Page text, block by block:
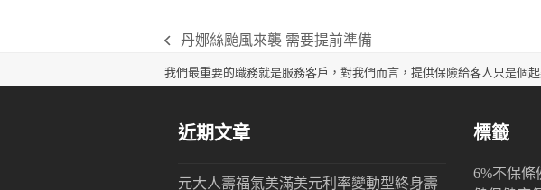
previous
post:
丹娜絲颱風來襲 需要提前準備
我們最重要的職務就是服務客戶，對我們而言，提供保險給客人只是個
近期文章
元大人壽福氣美滿美元利率變動型終身壽
標籤
6%不保條